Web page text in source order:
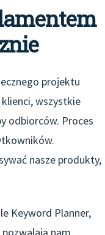
projektu
wszystkie
odbiorców. Proces
nasze produkty,
Keyword Planner,